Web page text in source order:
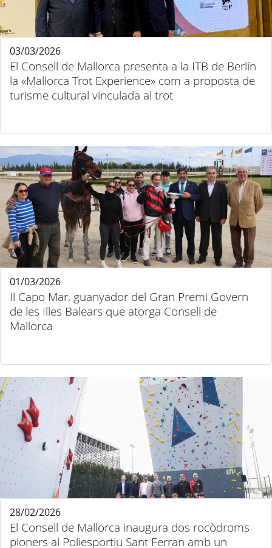
El Consell de Mallorca presenta a la ITB de Berlín
la «Mallorca Trot Experience» com a proposta de
turisme cultural vinculada al trot
03/03/2026
Il Capo Mar, guanyador del Gran Premi Govern
de les Illes Balears que atorga Consell de
Mallorca
01/03/2026
El Consell de Mallorca inaugura dos rocòdroms
pioners al Poliesportiu Sant Ferran amb un
28/02/2026